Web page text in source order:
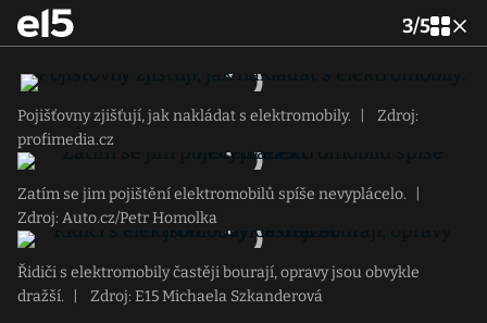
3/5
Pojišťovny zjišťují, jak nakládat s elektromobily.
Zdroj:
profimedia.cz
Zatím se jim pojištění elektromobilů spíše nevyplácelo.
Zdroj: Auto.cz/Petr Homolka
Řidiči s elektromobily častěji bourají, opravy jsou obvykle
dražší.
Zdroj: E15 Michaela Szkanderová